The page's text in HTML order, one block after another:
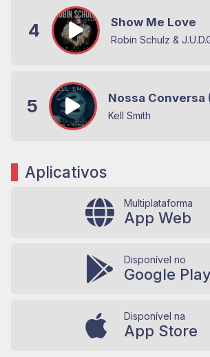
4 Show Me Love
Robin Schulz &
5 Nossa Conversa
Kell Smith
Aplicativos
Multiplataforma
App Web
Disponível no
Google Play
Disponível na
App Store